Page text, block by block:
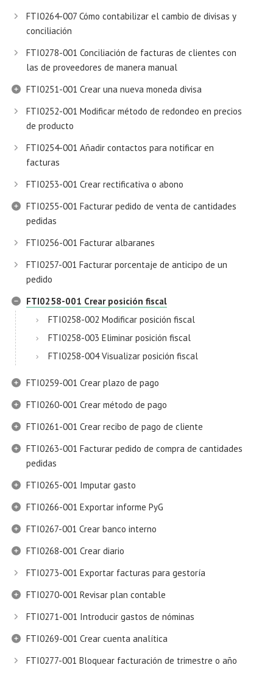
FTI0264-007 Cómo contabilizar el cambio de divisas y
conciliación
FTI0278-001 Conciliación de facturas de clientes con
las de proveedores de manera manual
FTI0251-001 Crear una nueva moneda divisa
FTI0252-001 Modificar método de redondeo en precios
de producto
FTI0254-001 Añadir contactos para notificar en
facturas
FTI0253-001 Crear rectificativa o abono
FTI0255-001 Facturar pedido de venta de cantidades
pedidas
FTI0256-001 Facturar albaranes
FTI0257-001 Facturar porcentaje de anticipo de un
pedido
FTI0258-001 Crear posición fiscal
FTI0258-002 Modificar posición fiscal
FTI0258-003 Eliminar posición fiscal
FTI0258-004 Visualizar posición fiscal
FTI0259-001 Crear plazo de pago
FTI0260-001 Crear método de pago
FTI0261-001 Crear recibo de pago de cliente
FTI0263-001 Facturar pedido de compra de cantidades
pedidas
FTI0265-001 Imputar gasto
FTI0266-001 Exportar informe PyG
FTI0267-001 Crear banco interno
FTI0268-001 Crear diario
FTI0273-001 Exportar facturas para gestoría
FTI0270-001 Revisar plan contable
FTI0271-001 Introducir gastos de nóminas
FTI0269-001 Crear cuenta analítica
FTI0277-001 Bloquear facturación de trimestre o año